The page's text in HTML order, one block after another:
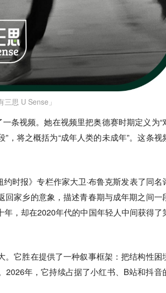
三思 U Sense」
条视频。她在视频里把奥德赛时期定义为“
，将之概括为“成年人类的未成年”。这条视
时报》专栏作家大卫·布鲁克斯发表了同名
家乡的意象，描述青春期与成年期之间一
，却在2020年代的中国年轻人中间获得了
它胜在提供了一种叙事框架：把结构性困
年，它持续占据了小红书、B站和抖音